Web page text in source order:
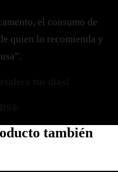
el consumo de
quien lo recomienda y
también